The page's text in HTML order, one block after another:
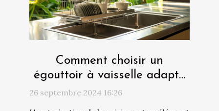
Comment choisir un
égouttoir à vaisselle adapté
à votre cuisine
26 septembre 2024 16:26